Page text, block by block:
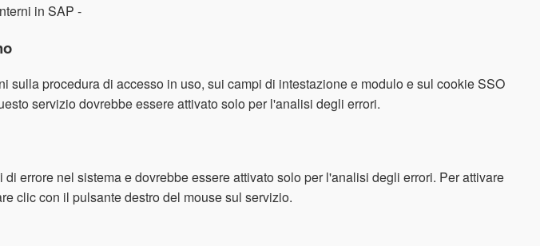
in SAP -
sulla procedura di accesso in uso, sui campi di intestazione e modulo e sul cookie SSO
servizio dovrebbe essere attivato solo per l'analisi degli errori.
errore nel sistema e dovrebbe essere attivato solo per l'analisi degli errori. Per attivare
clic con il pulsante destro del mouse sul servizio.